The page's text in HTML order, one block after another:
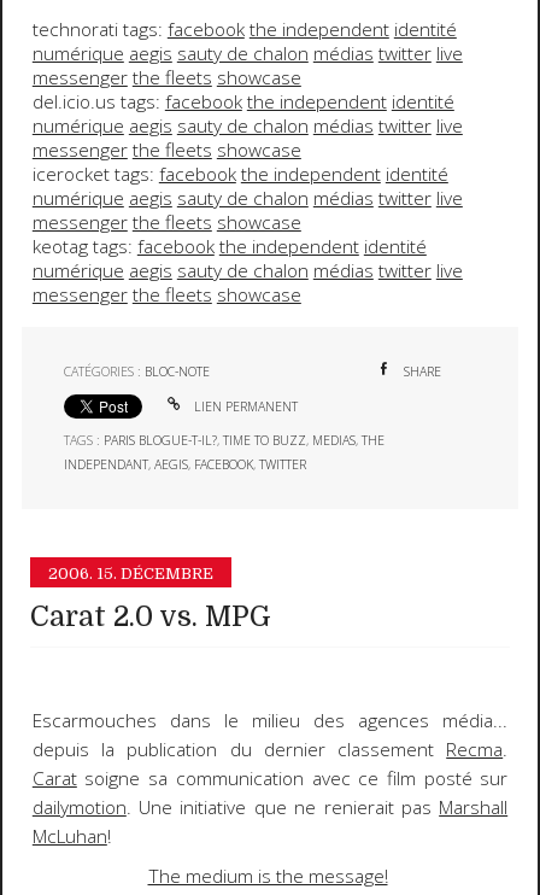
technorati tags: facebookthe independent identité
numérique aegis sauty de chalon médias twitter live
messengerthe fleets showcase
del.icio.us tags: facebookthe independent identité
numérique aegis sauty de chalon médias twitter live
messengerthe fleets showcase
icerocket tags: facebookthe independent identité
numérique aegis sauty de chalon médias twitter live
messengerthe fleets showcase
keotag tags: facebookthe independent identité
numérique aegis sauty de chalon médias twitter live
messengerthe fleets showcase
CATÉGORIES : BLOC-NOTE SHARE
LIEN PERMANENT
TAGS : PARIS BLOGUE-T-IL?,TIME TO BUZZ, MEDIAS,THE
INDEPENDANT,AEGIS, FACEBOOK,TWITTER
2006. 15. DÉCEMBRE
Carat 2.0 vs. MPG
Escarmouches dans le milieu des agences média...
depuis la publication du dernier classement Recma.
Caratsoigne sa communication avec ce film posté sur
dailymotion. Une initiative que ne renierait pas Marshall
McLuhan!
The medium is the message!